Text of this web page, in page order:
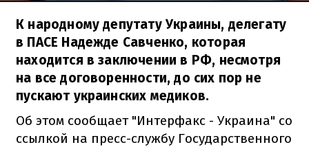
К народному депутату Украины, делегату
в ПАСЕ Надежде Савченко, которая
находится в заключении в РФ, несмотря
на все договоренности, до сих пор не
пускают украинских медиков.
Об этом сообщает "Интерфакс - Украина" со
ссылкой на пресс-службу Государственного